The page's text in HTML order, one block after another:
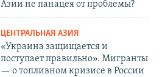
Азии не панацея от проблемы?
ЦЕНТРАЛЬНАЯ АЗИЯ
«Украина защищается и
поступает правильно». Мигранты
— о топливном кризисе в России